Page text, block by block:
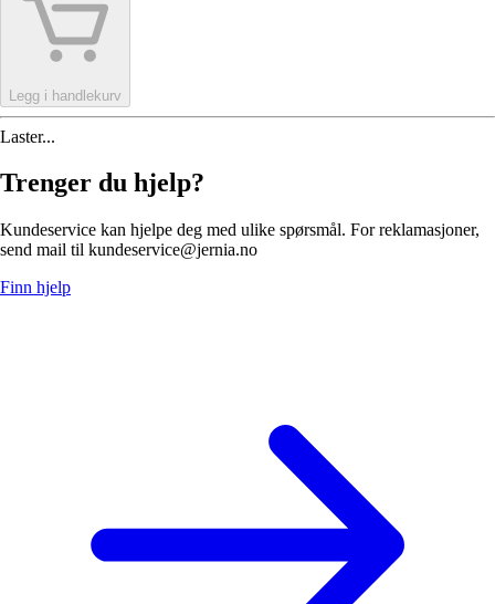
Legg i handlekurv
Laster...
Trenger du hjelp?
Kundeservice kan hjelpe deg med ulike spørsmål. For reklamasjoner,
send mail til kundeservice@jernia.no
Finn hjelp